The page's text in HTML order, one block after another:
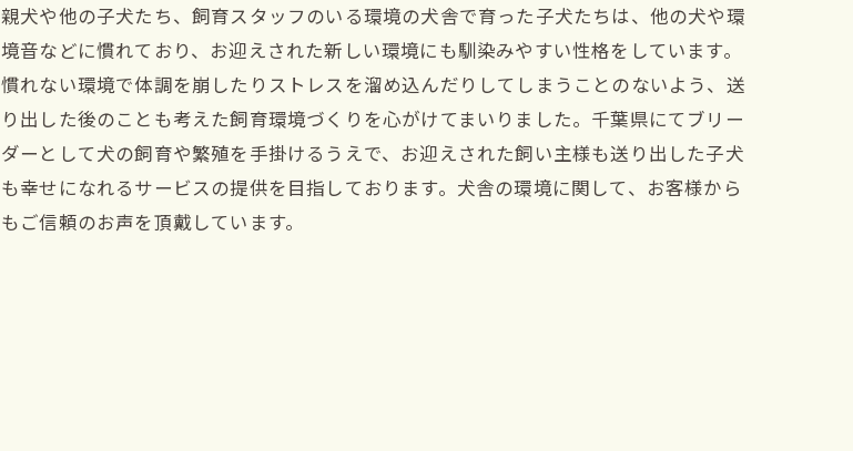
親犬や他の子犬たち、飼育スタッフのいる環境の犬舎で育った子犬たちは、他の犬や環
境音などに慣れており、お迎えされた新しい環境にも馴染みやすい性格をしています。
慣れない環境で体調を崩したりストレスを溜め込んだりしてしまうことのないよう、送
り出した後のことも考えた飼育環境づくりを心がけてまいりました。千葉県にてブリー
ダーとして犬の飼育や繁殖を手掛けるうえで、お迎えされた飼い主様も送り出した子犬
も幸せになれるサービスの提供を目指しております。犬舎の環境に関して、お客様から
もご信頼のお声を頂戴しています。